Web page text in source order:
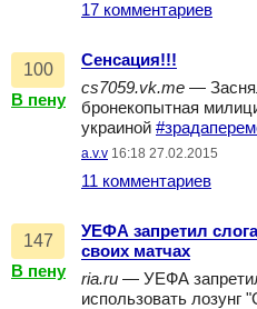
17 комментариев
100
В пену
Сенсация!!!
cs7059.vk.me —
бронекопытная
украиной
a.v.v 16:18 27.02.2015
11 комментариев
147
В пену
УЕФА запретил
своих матчах
ria.ru — УЕФА
использовать лозунг